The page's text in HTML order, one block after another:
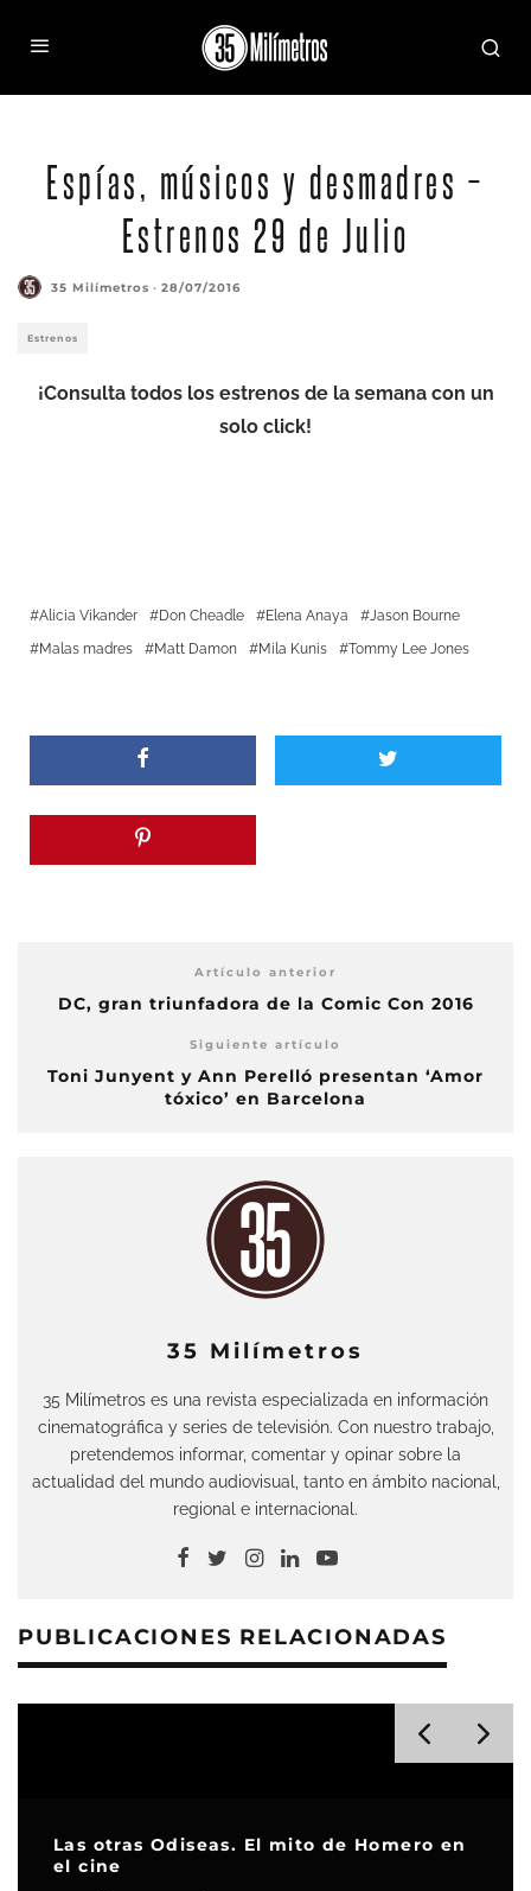
Espías, músicos y desmadres –
Estrenos 29 de Julio
35 Milímetros · 28/07/2016
Estrenos
¡Consulta todos los estrenos de la semana con un
solo click!
Alicia Vikander Don Cheadle Elena Anaya
Jason Bourne
Malas madres
Matt Damon Mila Kunis Tommy Lee Jones
Artículo anterior
DC, gran triunfadora de la Comic Con 2016
Siguiente artículo
Toni Junyent y Ann Perelló presentan ‘Amor
tóxico’ en Barcelona
35 Milímetros
35 Milímetros es una revista especializada en información
cinematográfica y series de televisión. Con nuestro trabajo,
pretendemos informar, comentar y opinar sobre la
actualidad del mundo audiovisual, tanto en ámbito nacional,
regional e internacional.
PUBLICACIONES RELACIONADAS
Las otras Odiseas. El mito de Homero en
el cine